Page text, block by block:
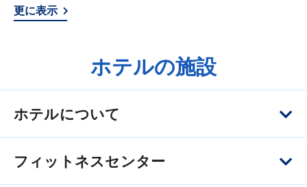
更に表示
ホテルの施設
ホテルについて
フィットネスセンター